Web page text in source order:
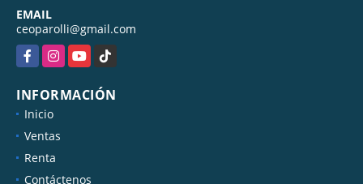
EMAIL
ceoparolli@gmail.com
FacebookInstagramYouTubeTikTok
INFORMACIÓN
Inicio
Ventas
Renta
Contáctenos